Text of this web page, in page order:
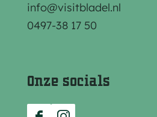
info@visitbladel.nl
0497-38 17 50
Onze socials